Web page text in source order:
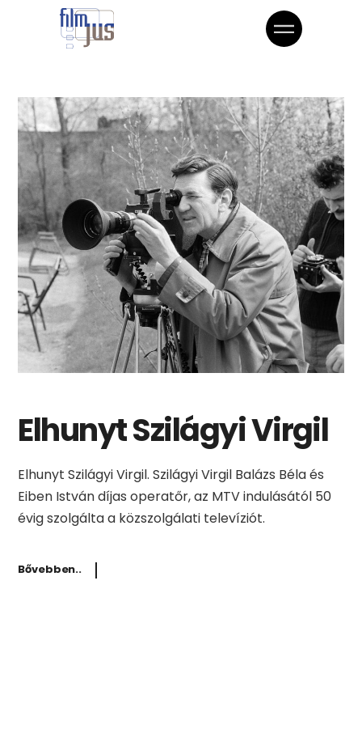
Elhunyt Szilágyi Virgil
Elhunyt Szilágyi Virgil. Szilágyi Virgil Balázs Béla és
Eiben István díjas operatőr, az MTV indulásától 50
évig szolgálta a közszolgálati televíziót.
Bővebben..